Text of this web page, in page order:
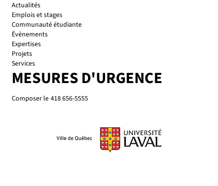
Actualités
Emplois et stages
Communauté étudiante
Évènements
Expertises
Projets
Services
MESURES D'URGENCE
Composer le 418 656-5555